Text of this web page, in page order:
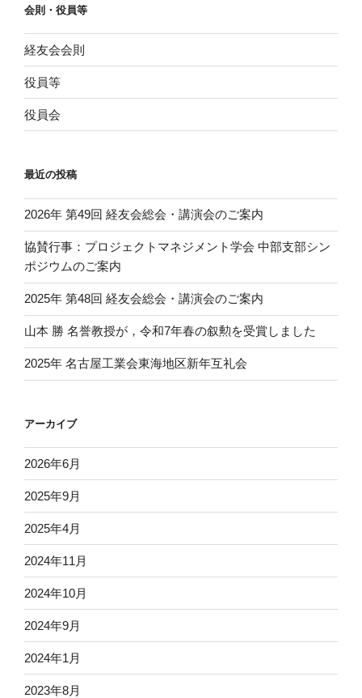
会則・役員等
経友会会則
役員等
役員会
最近の投稿
2026年 第49回 経友会総会・講演会のご案内
協賛行事：プロジェクトマネジメント学会 中部支部シン
ポジウムのご案内
2025年 第48回 経友会総会・講演会のご案内
山本 勝 名誉教授が，令和7年春の叙勲を受賞しました
2025年 名古屋工業会東海地区新年互礼会
アーカイブ
2026年6月
2025年9月
2025年4月
2024年11月
2024年10月
2024年9月
2024年1月
2023年8月